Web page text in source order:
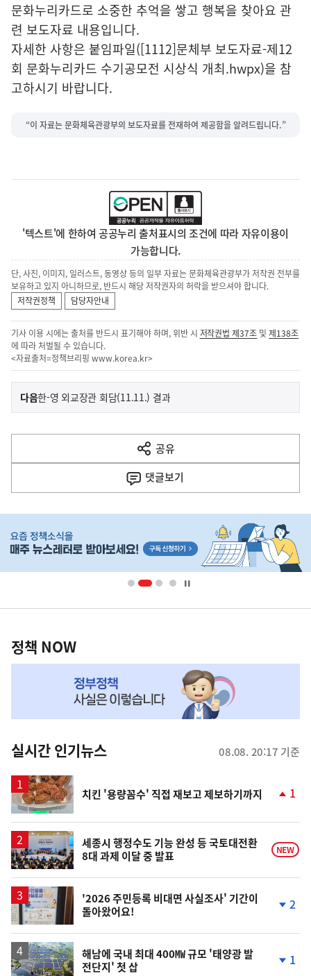
문화누리카드로 소중한 추억을 쌓고 행복을 찾아요 관
련 보도자료 내용입니다.
자세한 사항은 붙임파일([1112]문체부 보도자료-제12
회 문화누리카드 수기공모전 시상식 개최.hwpx)을 참
고하시기 바랍니다.
“이 자료는 문화체육관광부의 보도자료를 전재하여 제공함을 알려드립니다.”
'텍스트'에 한하여 공공누리 출처표시의 조건에 따라 자유이용이
가능합니다.
단, 사진, 이미지, 일러스트, 동영상 등의 일부 자료는 문화체육관광부가 저작권 전부를
보유하고 있지 아니하므로, 반드시 해당 저작권자의 허락을 받으셔야 합니다.
저작권정책
담당자안내
기사 이용 시에는 출처를 반드시 표기해야 하며, 위반 시 저작권법 제37조 및제138조
에 따라 처벌될 수 있습니다.
<자료출처=정책브리핑 www.korea.kr>
이
전
다
음
다음기
한-영 외교장관 회담(11.11.) 결과
공유
열
기
댓글보기
단
영
책
NOW,
뉴
스
정책 NOW
실시간 인기뉴스 08.08. 20:17 기준
치킨 '용량꼼수' 직접 재보고 제보하기까지
상
승
1
세종시 행정수도 기능 완성 등 국토대전환
8대 과제 이달 중 발표
NEW
'2026 주민등록 비대면 사실조사' 기간이
돌아왔어요!
하
2
해남에 국내 최대 400㎿ 규모 '태양광 발
전단지' 첫 삽
1